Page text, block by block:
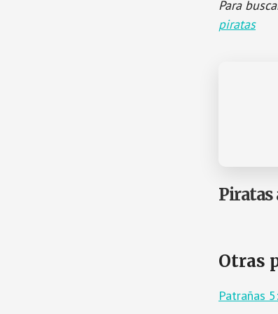
Para
piratas
Piratas
Otras
Patrañas